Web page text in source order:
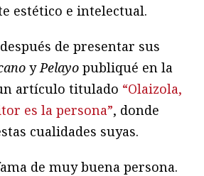
estético e intelectual.
de presentar sus
y Pelayo publiqué en la
artículo titulado “Olaizola,
es la persona”, donde
cualidades suyas.
de muy buena persona.